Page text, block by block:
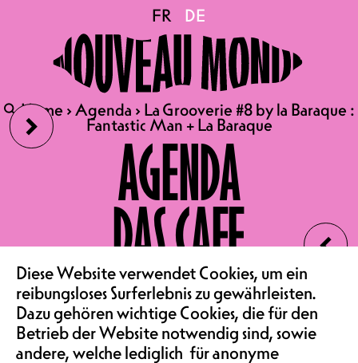
›
‹
FR DE
🔍Home ›Agenda › La Grooverie #8 by la Baraque :
Fantastic Man + La Baraque
AGENDA
DAS CAFE
VEREIN & COMMUNITY
FR DE
🔍Home ›Agenda › La Grooverie #8 by la Baraque :
Fantastic Man + La Baraque
La Grooverie #8 by la
Baraque : Fantastic Man
+ La Baraque
FR 28.08.2026
LA GROOVERIE #8 BY LA
BARAQUE : FANTASTIC MAN
+ LA BARAQUE
PARTY | TERRASSE
EINTRITT GRATIS | 16H00 –
21H30
Diese Website verwendet Cookies, um ein
reibungsloses Surferlebnis zu gewährleisten.
Dazu gehören wichtige Cookies, die für den
Betrieb der Website notwendig sind, sowie
andere, welche lediglich für anonyme